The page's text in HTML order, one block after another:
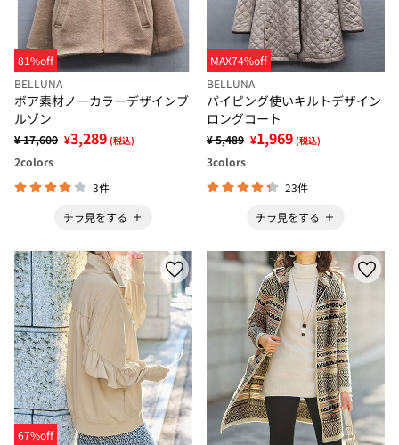
81%off
BELLUNA
ボア素材ノーカラーデザインブ
ルゾン
¥ 17,600 ¥3,289 (税込)
2colors
3件
チラ見をする
MAX74%off
BELLUNA
パイピング使いキルトデザイン
ロングコート
¥ 5,489 ¥1,969 (税込)
3colors
23件
チラ見をする
67%off